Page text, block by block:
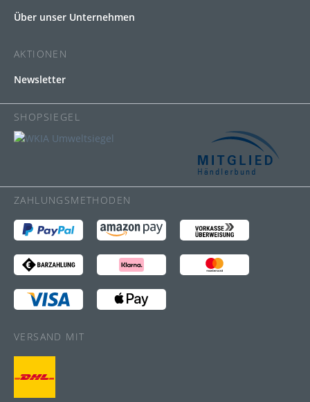
Über unser Unternehmen
AKTIONEN
Newsletter
SHOPSIEGEL
ZAHLUNGSMETHODEN
VERSAND MIT